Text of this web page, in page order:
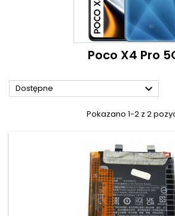
Poco X4 Pro
Dostępne 
Pokazano 1-2 z 2